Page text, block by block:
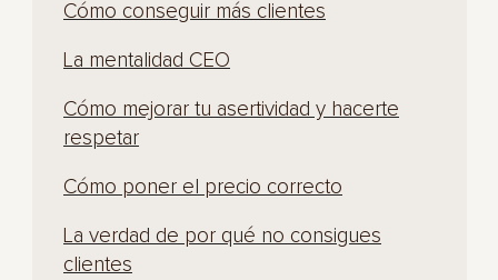
Cómo conseguir más clientes
La mentalidad CEO
Cómo mejorar tu asertividad y hacerte
respetar
Cómo poner el precio correcto
La verdad de por qué no consigues
clientes